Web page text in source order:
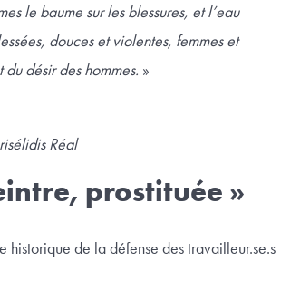
le baume sur les blessures, et l’eau
douces et violentes, femmes et
désir des hommes. »
Réal
prostituée »
historique de la défense des travailleur.se.s